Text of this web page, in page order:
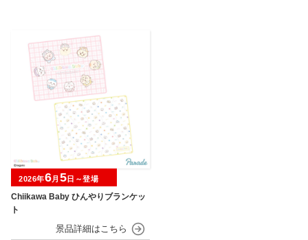
Chiikawa Baby ひんやりブランケッ
ト
2026年6月 5 日～登場